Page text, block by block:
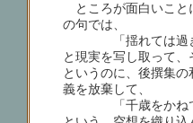
ところが面白いこと
の句では、
「揺れては過ぎま
と現実を写し取って
というのに、後撰集
義を放棄して、
「千歳をかねて